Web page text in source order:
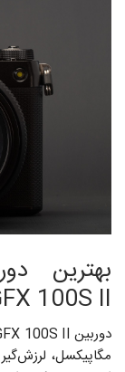
بهترین
100S II